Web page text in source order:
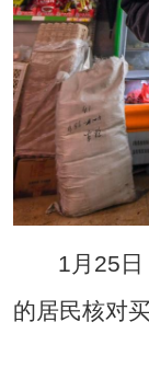
1月25
的居民核对